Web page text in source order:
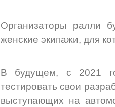
Организаторы ралли
женские экипажи, для
В будущем, с 2021
тестировать свои
выступающих на